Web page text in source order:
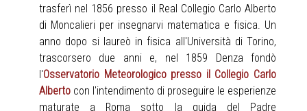
trasferì nel 1856 presso il Real Collegio Carlo Alberto
di Moncalieri per insegnarvi matematica e fisica. Un
anno dopo si laureò in fisica all'Università di Torino,
trascorsero due anni e, nel 1859 Denza fondò
l'Osservatorio Meteorologico presso il Collegio Carlo
Alberto con l'intendimento di proseguire le esperienze
maturate a Roma sotto la guida del Padre